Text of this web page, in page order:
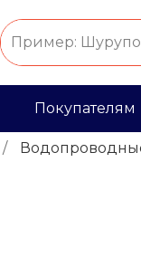
Покупателям